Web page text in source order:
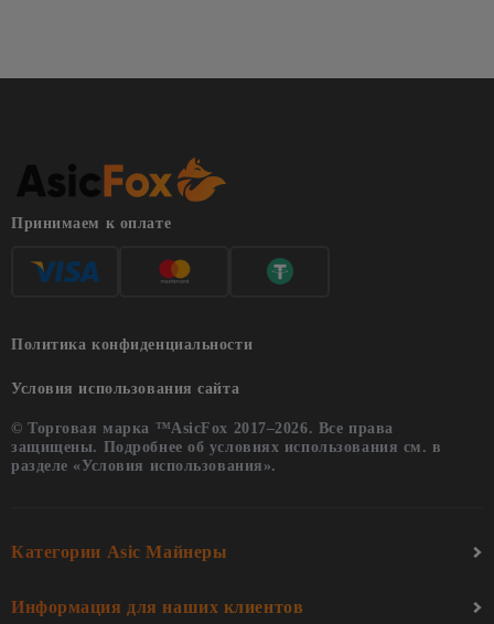
Принимаем к оплате
Политика конфиденциальности
Условия использования сайта
© Торговая марка ™AsicFox 2017–2026. Все права
защищены. Подробнее об условиях использования см. в
разделе «Условия использования».
Категории Asic Майнеры
Информация для наших клиентов